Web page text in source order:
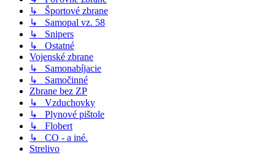
↳ Športové zbrane
↳ Samopal vz. 58
↳ Snipers
↳ Ostatné
Vojenské zbrane
↳ Samonabíjacie
↳ Samočinné
Zbrane bez ZP
↳ Vzduchovky
↳ Plynové pištole
↳ Flobert
↳ CO - a iné.
Strelivo